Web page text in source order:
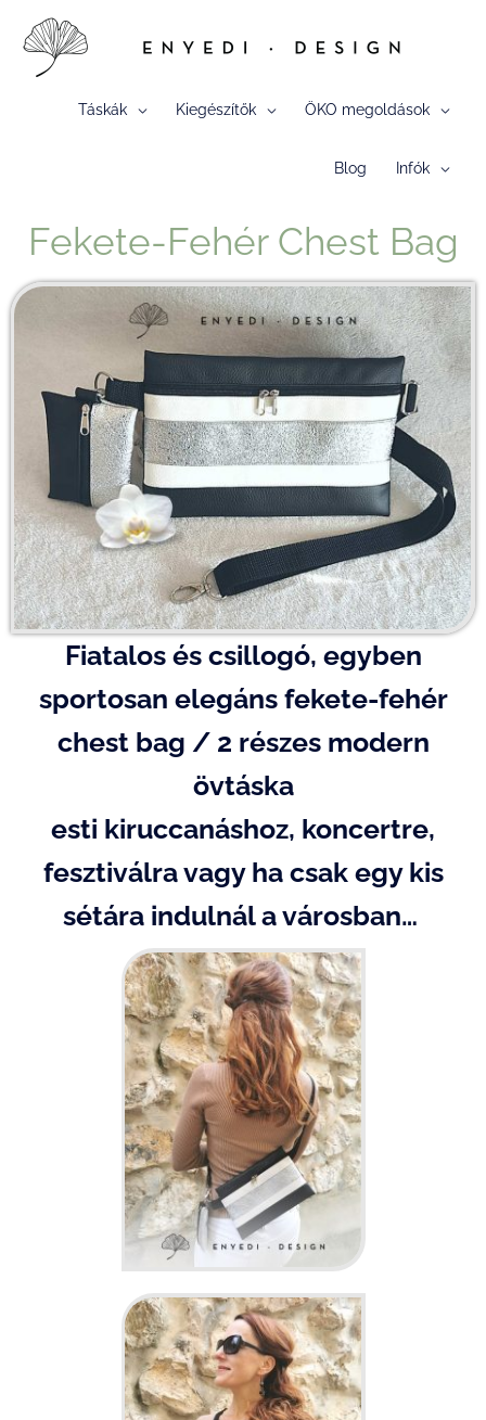
Táskák Kiegészítők ÖKO megoldások
Blog Infók
Fekete-Fehér Chest Bag
Fiatalos és csillogó, egyben
sportosan elegáns fekete-fehér
chest bag / 2 részes modern
övtáska
esti kiruccanáshoz, koncertre,
fesztiválra vagy ha csak egy kis
sétára indulnál a városban…